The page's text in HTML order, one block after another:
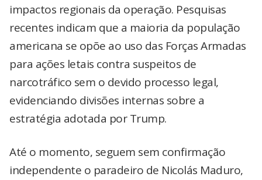
impactos regionais da operação. Pesquisas
recentes indicam que a maioria da população
americana se opõe ao uso das Forças Armadas
para ações letais contra suspeitos de
narcotráfico sem o devido processo legal,
evidenciando divisões internas sobre a
estratégia adotada por Trump.
Até o momento, seguem sem confirmação
independente o paradeiro de Nicolás Maduro,